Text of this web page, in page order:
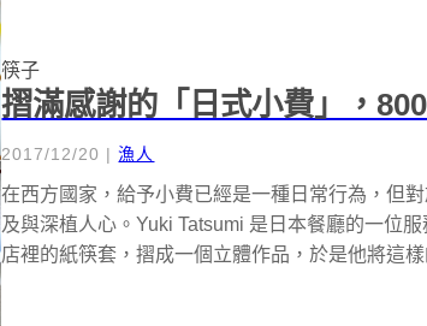
筷子
摺滿感謝的「日式小費」，
2017/12/20 |漁人
在西方國家，給予小費已經是一種日常行為，但
及與深植人心。Yuki Tatsumi 是日本餐廳的一位
店裡的紙筷套，摺成一個立體作品，於是他將這